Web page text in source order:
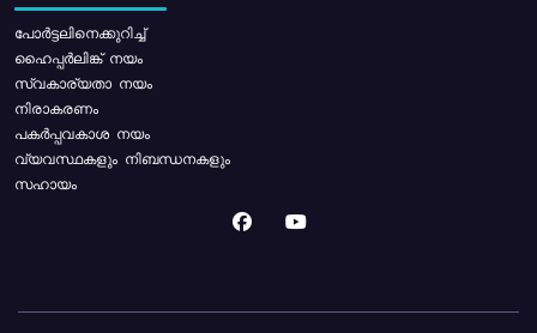
പോര്‍ട്ടലിനെക്കുറിച്ച്
ഹൈപ്പർലിങ്ക് നയം
സ്വകാര്യതാ നയം
നിരാകരണം
പകർപ്പവകാശ നയം
വ്യവസ്ഥകളും നിബന്ധനകളും
സഹായം